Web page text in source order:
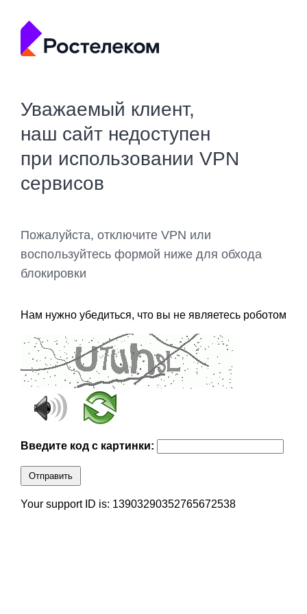
Уважаемый клиент,
наш сайт недоступен
при использовании VPN
сервисов
Пожалуйста, отключите VPN или
воспользуйтесь формой ниже для обхода
блокировки
Нам нужно убедиться, что вы не являетесь роботом
Введите код с картинки:
Отправить
Your support ID is: 13903290352765672538